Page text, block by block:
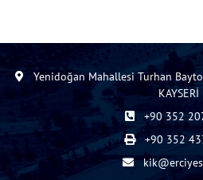
Yenidoğan Mahallesi Turhan
KAYSERİ
+90 352
+90 352